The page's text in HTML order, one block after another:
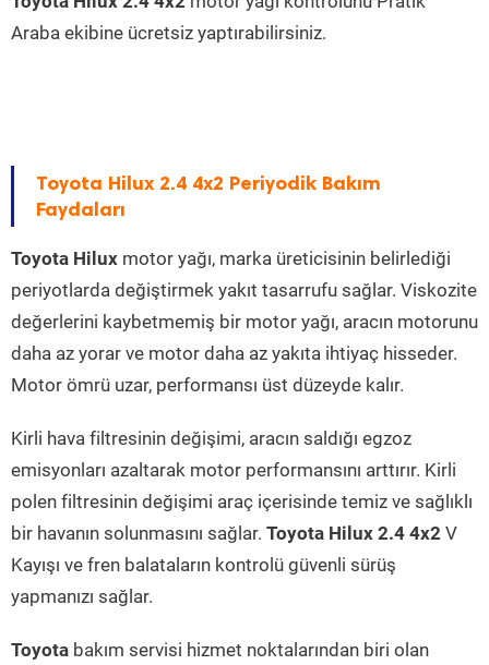
Araba ekibine ücretsiz yaptırabilirsiniz.
Toyota Hilux 2.4 4x2 Periyodik Bakım
Faydaları
Toyota Hilux motor yağı, marka üreticisinin belirlediği
periyotlarda değiştirmek yakıt tasarrufu sağlar. Viskozite
değerlerini kaybetmemiş bir motor yağı, aracın motorunu
daha az yorar ve motor daha az yakıta ihtiyaç hisseder.
Motor ömrü uzar, performansı üst düzeyde kalır.
Kirli hava filtresinin değişimi, aracın saldığı egzoz
emisyonları azaltarak motor performansını arttırır. Kirli
polen filtresinin değişimi araç içerisinde temiz ve sağlıklı
bir havanın solunmasını sağlar. Toyota Hilux 2.4 4x2 V
Kayışı ve fren balataların kontrolü güvenli sürüş
yapmanızı sağlar.
Toyota bakım servisi hizmet noktalarından biri olan